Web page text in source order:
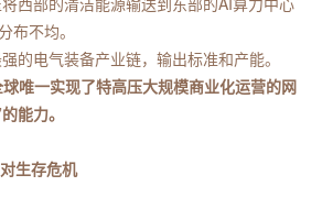
布不均。
的电气装备产业链，输出标准和产能。
唯一实现了特高压大规模商业化运营的网
能力。
生存危机